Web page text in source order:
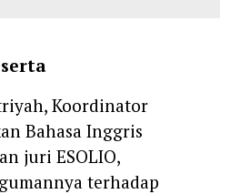
Koordinator
Bahasa Inggris
juri ESOLIO,
terhadap